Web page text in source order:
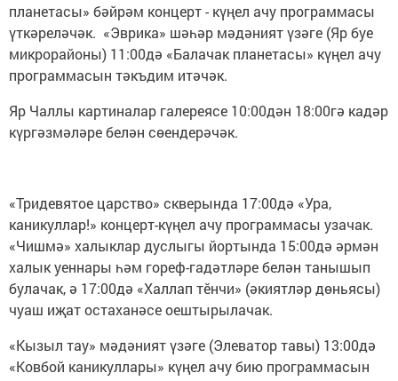
планетасы» бәйрәм концерт - күңел ачу программасы
үткәреләчәк. «Эврика» шәһәр мәдәният үзәге (Яр буе
микрорайоны) 11:00дә «Балачак планетасы» күңел ачу
программасын тәкъдим итәчәк.
Яр Чаллы картиналар галереясе 10:00дән 18:00гә кадәр
күргәзмәләре белән сөендерәчәк.
«Тридевятое царство» скверында 17:00дә «Ура,
каникуллар!» концерт-күңел ачу программасы узачак.
«Чишмә» халыклар дуслыгы йортында 15:00дә әрмән
халык уеннары һәм гореф-гадәтләре белән танышып
булачак, ә 17:00дә «Халлап тĕнчи» (әкиятләр дөньясы)
чуаш иҗат остаханәсе оештырылачак.
«Кызыл тау» мәдәният үзәге (Элеватор тавы) 13:00дә
«Ковбой каникуллары» күңел ачу бию программасын